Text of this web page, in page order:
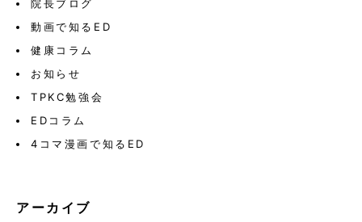
院長ブログ
動画で知るED
健康コラム
お知らせ
TPKC勉強会
EDコラム
4コマ漫画で知るED
アーカイブ